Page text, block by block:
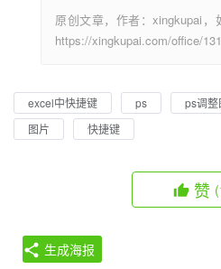
原创文章，作者：xingkupai，
https://xingkupai.com/office/
excel中快捷键 ps
ps调整
图片
快捷键
赞
生成海报